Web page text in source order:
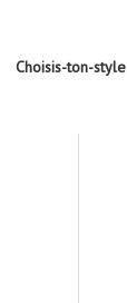
Choisis-ton-style